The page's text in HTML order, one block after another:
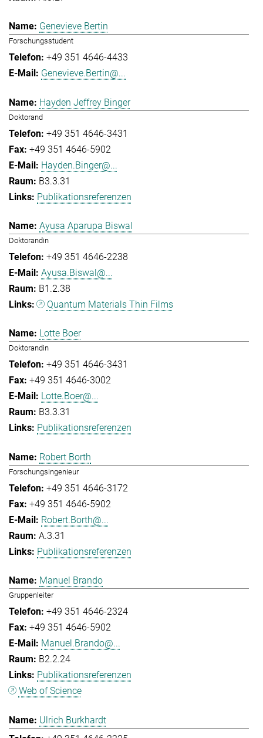
Genevieve Bertin
Forschungsstudent
+49 351 4646-4433
Genevieve.Bertin@...
Hayden Jeffrey Binger
Doktorand
+49 351 4646-3431
+49 351 4646-5902
Hayden.Binger@...
B3.3.31
Publikationsreferenzen
Ayusa Aparupa Biswal
Doktorandin
+49 351 4646-2238
Ayusa.Biswal@...
B1.2.38
Quantum Materials Thin Films
Lotte Boer
Doktorandin
+49 351 4646-3431
+49 351 4646-3002
Lotte.Boer@...
B3.3.31
Publikationsreferenzen
Robert Borth
Forschungsingenieur
+49 351 4646-3172
+49 351 4646-5902
Robert.Borth@...
A.3.31
Publikationsreferenzen
Manuel Brando
Gruppenleiter
+49 351 4646-2324
+49 351 4646-5902
Manuel.Brando@...
B2.2.24
Publikationsreferenzen
Web of Science
Ulrich Burkhardt